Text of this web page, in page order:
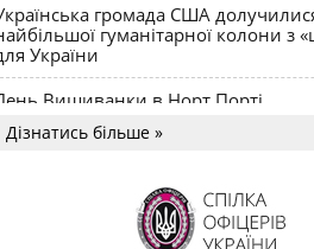
громада США
гуманітарної колони з
України
Вишиванки в Норт Порті
OPUS MAGNUM Олега К. Романчука
Дізнатись більше »